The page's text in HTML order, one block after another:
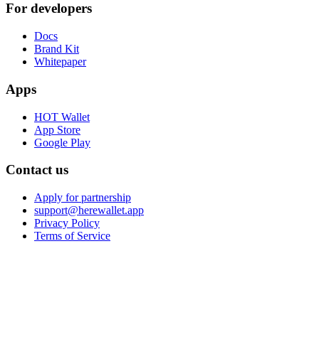
For developers
Docs
Brand Kit
Whitepaper
Apps
HOT Wallet
App Store
Google Play
Contact us
Apply for partnership
support@herewallet.app
Privacy Policy
Terms of Service